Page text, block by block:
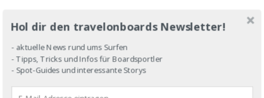
Hol dir den travelonboards Newsletter!
- aktuelle News rund ums Surfen
- Tipps, Tricks und Infos für Boardsportler
- Spot-Guides und interessante Storys